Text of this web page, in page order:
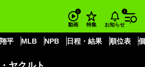
動画 特集 お知らせ
平 MLB NPB 日程・結果 順位表
井端氏がみた首位・ヤクルト
ーズ